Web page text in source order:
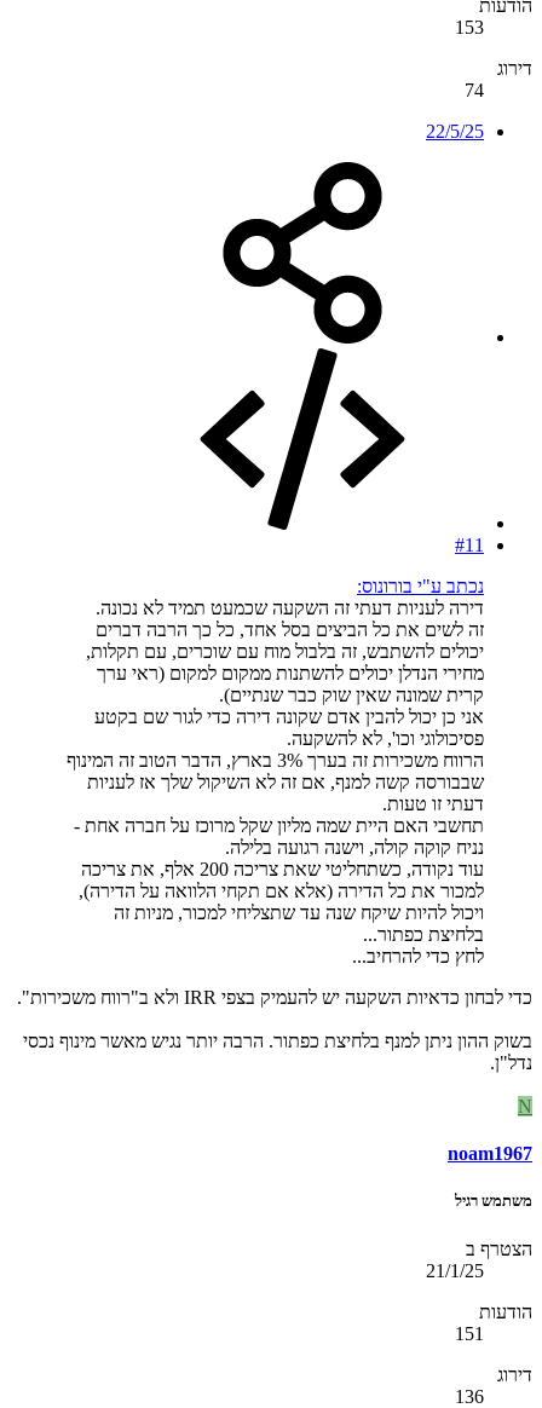
הודעות
153
דירוג
74
22/5/25
#11
נכתב ע"י בורונוס:
דירה לעניות דעתי זה השקעה שכמעט תמיד לא נכונה.
זה לשים את כל הביצים בסל אחד, כל כך הרבה דברים
יכולים להשתבש, זה בלבול מוח עם שוכרים, עם תקלות,
מחירי הנדלן יכולים להשתנות ממקום למקום (ראי ערך
קרית שמונה שאין שוק כבר שנתיים).
אני כן יכול להבין אדם שקונה דירה כדי לגור שם בקטע
פסיכולוגי וכו', לא להשקעה.
הרווח משכירות זה בערך 3% בארץ, הדבר הטוב זה המינוף
שבבורסה קשה למנף, אם זה לא השיקול שלך אז לעניות
דעתי זו טעות.
תחשבי האם היית שמה מליון שקל מרוכז על חברה אחת -
נניח קוקה קולה, וישנה רגועה בלילה.
עוד נקודה, כשתחליטי שאת צריכה 200 אלף, את צריכה
למכור את כל הדירה (אלא אם תקחי הלוואה על הדירה),
ויכול להיות שיקח שנה עד שתצליחי למכור, מניות זה
בלחיצת כפתור...
לחץ כדי להרחיב...
כדי לבחון כדאיות השקעה יש להעמיק בצפי IRR ולא ב"רווח משכירות".
בשוק ההון ניתן למנף בלחיצת כפתור. הרבה יותר נגיש מאשר מינוף נכסי
נדל"ן.
N
noam1967
משתמש רגיל
הצטרף ב
21/1/25
הודעות
151
דירוג
136